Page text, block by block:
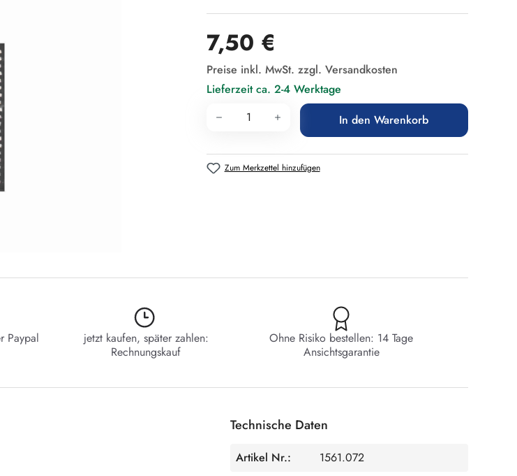
Regulärer Preis:
7,50 €
Preise inkl. MwSt. zzgl. Versandkosten
Lieferzeit ca. 2-4 Werktage
Produkt Anzahl: Gib den gewünschten
In den Warenkorb
Zum Merkzettel hinzufügen
Paypal
jetzt kaufen, später zahlen:
Rechnungskauf
Ohne Risiko bestellen: 14 Tage
Ansichtsgarantie
Technische Daten
Artikel Nr.:
1561.072